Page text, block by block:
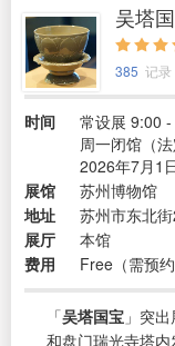
吴塔
385 记录
时间
常设展 9:00
周一闭馆（法
2026年7月1
展馆
苏州博物馆
地址
苏州市东北
展厅
本馆
费用
Free（需预约
「吴塔国宝 」突
和盘门瑞光寺塔